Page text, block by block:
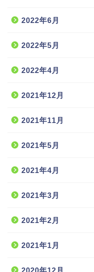
2022年6月
2022年5月
2022年4月
2021年12月
2021年11月
2021年5月
2021年4月
2021年3月
2021年2月
2021年1月
2020年12月